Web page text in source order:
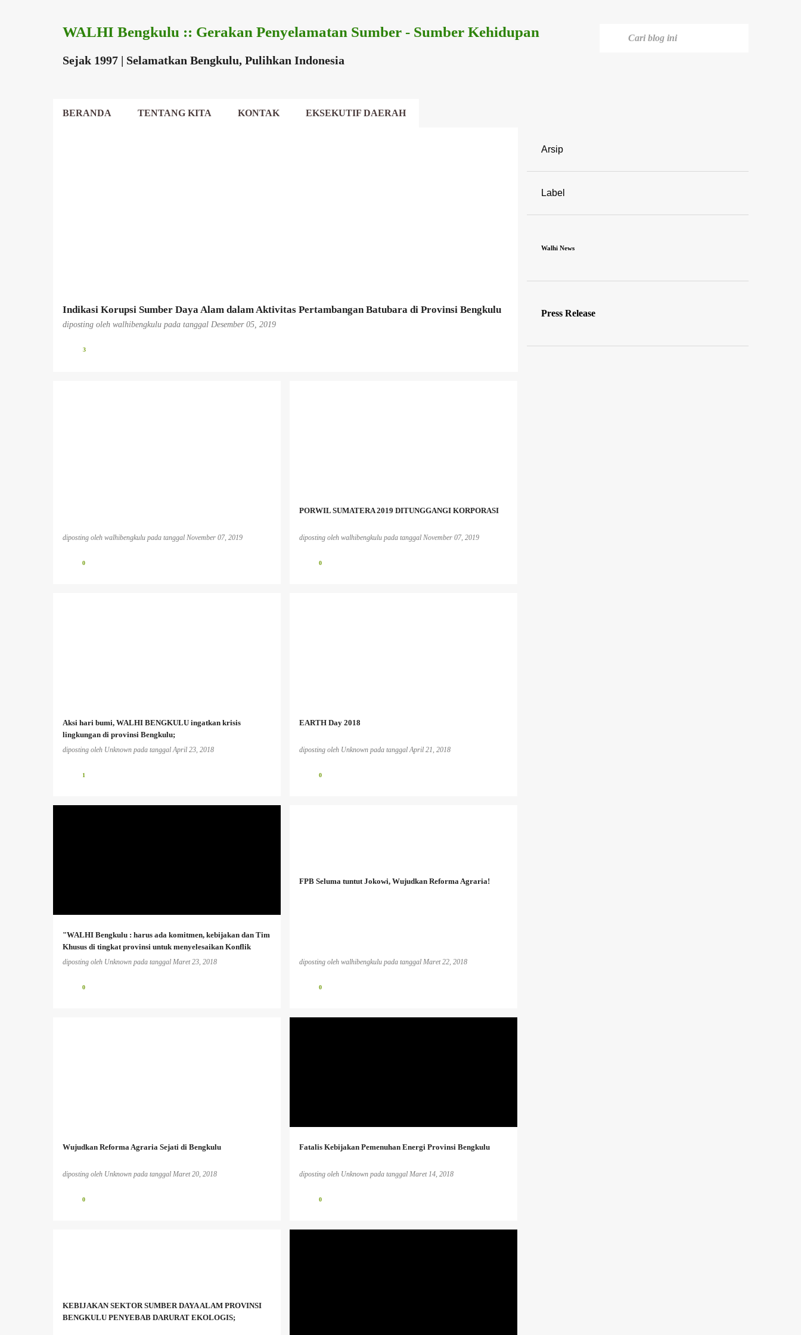
WALHI Bengkulu :: Gerakan Penyelamatan Sumber - Sumber Kehidupan
Sejak 1997 | Selamatkan Bengkulu, Pulihkan Indonesia
BERANDA TENTANG KITA KONTAK EKSEKUTIF DAERAH
Indikasi Korupsi Sumber Daya Alam dalam Aktivitas Pertambangan Batubara di Provinsi Bengkulu
diposting oleh walhibengkulu pada tanggal Desember 05, 2019
3
diposting oleh walhibengkulu pada tanggal November 07, 2019
0
PORWIL SUMATERA 2019 DITUNGGANGI KORPORASI
diposting oleh walhibengkulu pada tanggal November 07, 2019
0
Aksi hari bumi, WALHI BENGKULU ingatkan krisis
lingkungan di provinsi Bengkulu;
diposting oleh Unknown pada tanggalApril 23, 2018
1
EARTH Day 2018
diposting oleh Unknown pada tanggalApril 21, 2018
0
"WALHI Bengkulu : harus ada komitmen, kebijakan dan Tim
Khusus di tingkat provinsi untuk menyelesaikan Konflik
Agraria'
diposting oleh Unknown pada tanggal Maret 23, 2018
0
FPB Seluma tuntut Jokowi, Wujudkan Reforma Agraria!
diposting oleh walhibengkulu pada tanggal Maret 22, 2018
0
Wujudkan Reforma Agraria Sejati di Bengkulu
diposting oleh Unknown pada tanggal Maret 20, 2018
0
Fatalis Kebijakan Pemenuhan Energi Provinsi Bengkulu
diposting oleh Unknown pada tanggal Maret 14, 2018
0
KEBIJAKAN SEKTOR SUMBER DAYA ALAM PROVINSI
BENGKULU PENYEBAB DARURAT EKOLOGIS;
PEREMPUAN DAN LINGKUNGAN HIDUP; PESISIR
Arsip
Label
Walhi News
Press Release